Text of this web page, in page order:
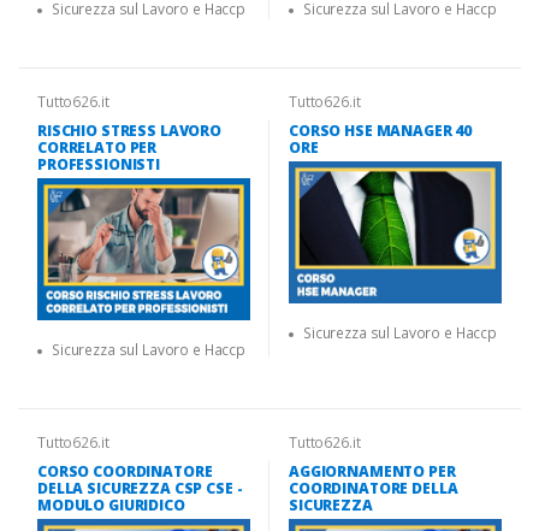
Sicurezza sul Lavoro e Haccp Sicurezza sul Lavoro e Haccp
Tutto626.it
RISCHIO STRESS LAVORO
CORRELATO PER
PROFESSIONISTI
Sicurezza sul Lavoro e Haccp
Tutto626.it
CORSO HSE MANAGER 40
ORE
Sicurezza sul Lavoro e Haccp
Tutto626.it
CORSO COORDINATORE
DELLA SICUREZZA CSP CSE -
MODULO GIURIDICO
Tutto626.it
AGGIORNAMENTO PER
COORDINATORE DELLA
SICUREZZA